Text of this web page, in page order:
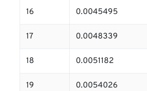
16 0.0045495
17 0.0048339
18 0.0051182
19 0.0054026